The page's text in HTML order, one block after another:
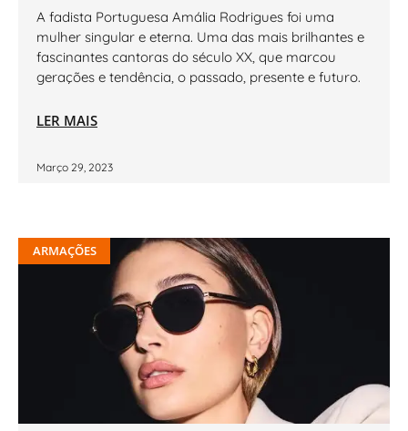
A fadista Portuguesa Amália Rodrigues foi uma
mulher singular e eterna. Uma das mais brilhantes e
fascinantes cantoras do século XX, que marcou
gerações e tendência, o passado, presente e futuro.
LER MAIS
Março 29, 2023
ARMAÇÕES